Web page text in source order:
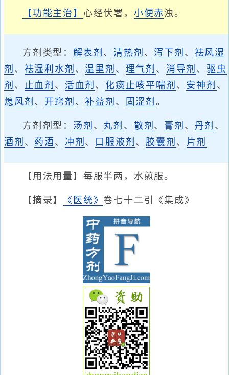
【功能主治】 心经伏署， 小便赤 浊。
方剂类型： 解表剂 、清热剂 、 泻下剂 、 祛风湿
剂 、 祛湿利水剂 、温里剂 、 理气剂 、 消导剂 、驱虫
剂 、 止血剂 、 活血剂 、 化痰止咳平喘剂 、 安神剂 、
熄风剂 、 开窍剂 、补益剂 、 固涩剂。
方剂剂型： 汤剂 、 丸剂 、 散剂 、 膏剂 、 丹剂 、
酒剂 、 药酒 、 冲剂 、 口服液剂 、 胶囊剂 、 片剂
【用法用量】每服半两，水煎服。
【摘录】 《医统》卷七十二引《集成》